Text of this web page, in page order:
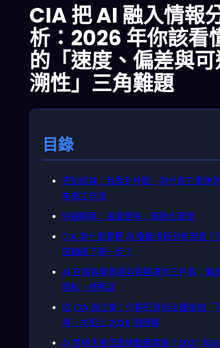
CIA 把 AI 融入情報
析：2026 年你該看
的「速度、偏差與
溯性」三角難題
目錄
先說結論：我看到什麼、為什麼它很像
未來工作流
快速精華：速度要快，風險也要管
CIA 為什麼要把 AI 塞進情報分析流程？
底加速了哪一步？
AI 在情報場景最容易翻車的三件事：偏
隱私、透明度
從 CIA 到企業：你得把資料治理做到「
溯」才配上 2026 的規模
AI 情報化會怎麼連動產業鏈？2027 與